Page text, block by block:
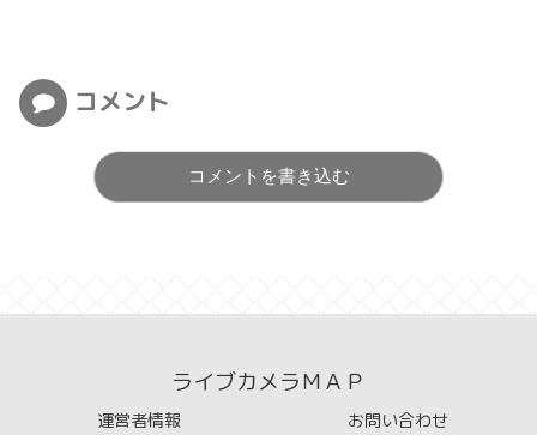
コメント
コメントを書き込む
ライブカメラＭＡＰ
運営者情報
お問い合わせ